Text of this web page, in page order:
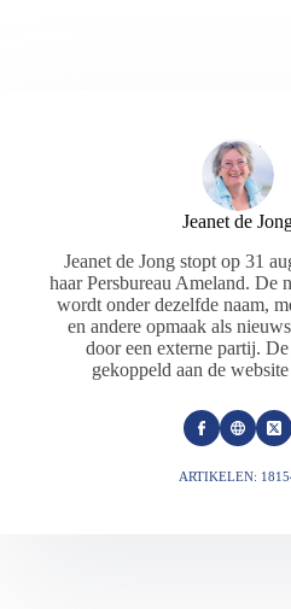
Jeanet de
Jeanet de Jong stopt op 31
haar Persbureau Ameland. De
wordt onder dezelfde naam,
en andere opmaak als
door een externe partij. De
gekoppeld aan de
ARTIKELEN: